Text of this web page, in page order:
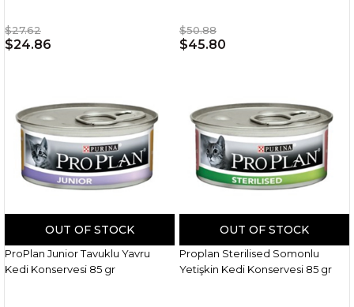
$27.62
$24.86
$50.88
$45.80
OUT OF STOCK
ProPlan Junior Tavuklu Yavru
Kedi Konservesi 85 gr
OUT OF STOCK
Proplan Sterilised Somonlu
Yetişkin Kedi Konservesi 85 gr